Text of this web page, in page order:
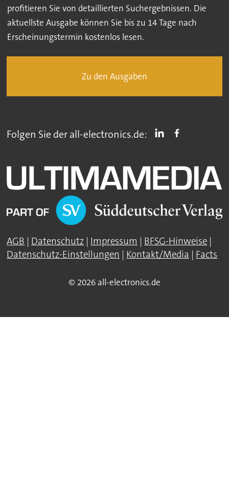
profitieren Sie von detaillierten Suchergebnissen. Die
aktuellste Ausgabe können Sie bis zu 14 Tage nach
Erscheinungstermin kostenlos lesen.
Zu den Ausgaben
Folgen Sie der all-electronics.de:
AGB Datenschutz Impressum BFSG-Hinweise
Datenschutz-Einstellungen
Kontakt/Media Facts
© 2026 all-electronics.de